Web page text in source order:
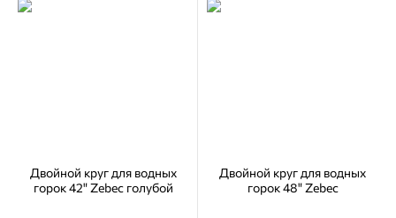
Двойной круг для водных
горок 42" Zebec голубой
Двойной круг для водных
горок 48" Zebec